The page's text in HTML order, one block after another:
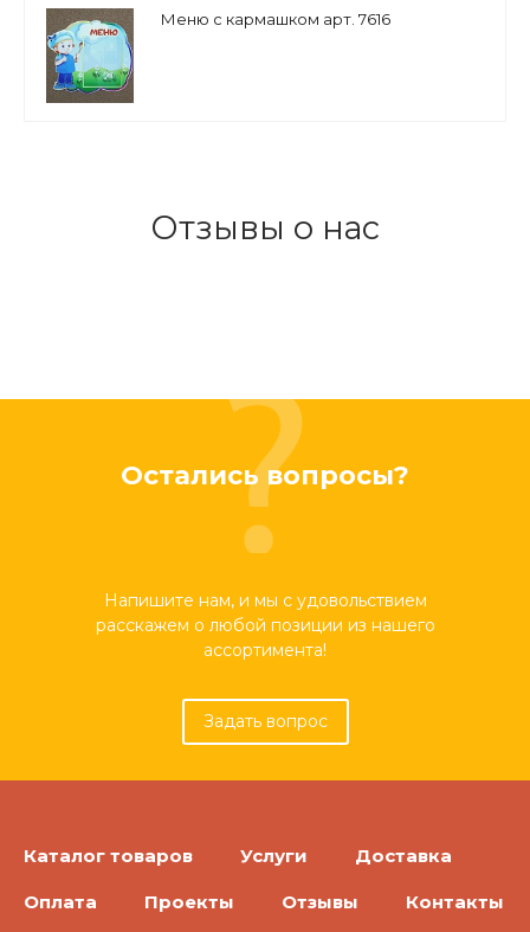
Меню с кармашком арт. 7616
Отзывы о нас
Остались вопросы?
Напишите нам, и мы с удовольствием
расскажем о любой позиции из нашего
ассортимента!
Задать вопрос
Каталог товаров Услуги Доставка
Оплата Проекты Отзывы Контакты